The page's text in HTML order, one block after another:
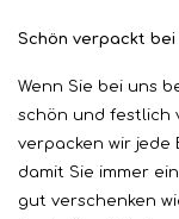
Schön verpackt
Wenn Sie bei uns
schön und festlich
verpacken wir jede
damit Sie immer
gut verschenken